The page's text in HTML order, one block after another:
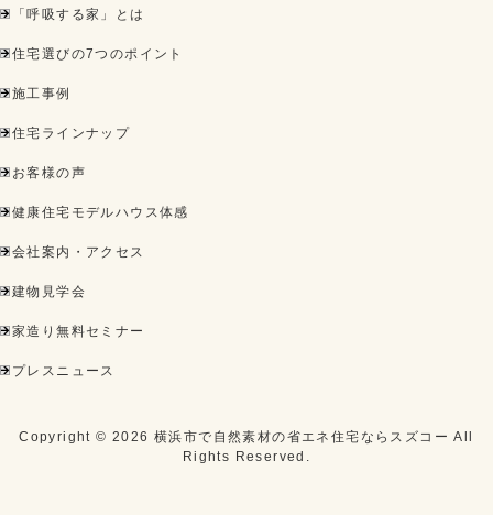
「呼吸する家」とは
住宅選びの7つのポイント
施工事例
住宅ラインナップ
お客様の声
健康住宅モデルハウス体感
会社案内・アクセス
建物見学会
家造り無料セミナー
プレスニュース
Copyright ©2026横浜市で自然素材の省エネ住宅ならスズコー All
Rights Reserved.